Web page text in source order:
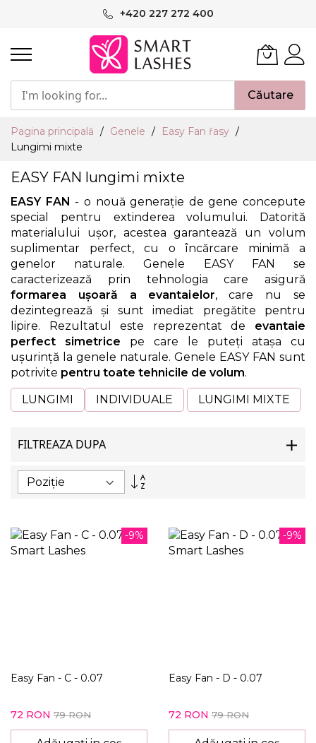
+420 227 272 400
Căutare
Pagina principală Genele
Easy Fan řasy
Lungimi mixte
EASY FAN lungimi mixte
EASY FAN - o nouă generație de gene concepute
special pentru extinderea volumului. Datorită
materialului ușor, acestea garantează un volum
suplimentar perfect, cu o încărcare minimă a
genelor naturale. Genele EASY FAN se
caracterizează prin tehnologia care asigură
formarea ușoară a evantaielor, care nu se
dezintegrează și sunt imediat pregătite pentru
lipire. Rezultatul este reprezentat de evantaie
perfect simetrice pe care le puteți atașa cu
ușurință la genele naturale. Genele EASY FAN sunt
potrivite pentru toate tehnicile de volum.
LUNGIMI
INDIVIDUALE LUNGIMI MIXTE
FILTREAZA DUPA
Setați
-9%
Easy Fan - C - 0.07
72 RON 79 RON
-9%
Easy Fan - D - 0.07
72 RON 79 RON